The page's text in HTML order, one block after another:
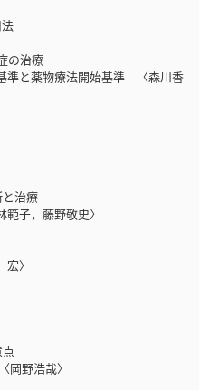
の治療
と薬物療法開始基準 〈森川香
治療
子，藤野敬史〉
〉
野浩哉〉